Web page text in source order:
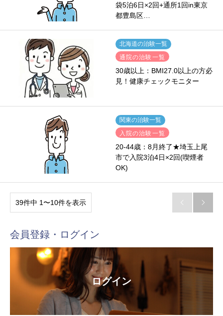
袋5泊6日×2回+通所1回in東京
都豊島区…
北海道の治験一覧
通院の治験一覧
30歳以上：BMI27.0以上の方必
見！健康チェックモニター
関東の治験一覧
入院の治験一覧
20-44歳：8月終了★埼玉上尾
市で入院3泊4日×2回(喫煙者
OK)
39件中 1〜10件を表示  
会員登録・ログイン
ログイン